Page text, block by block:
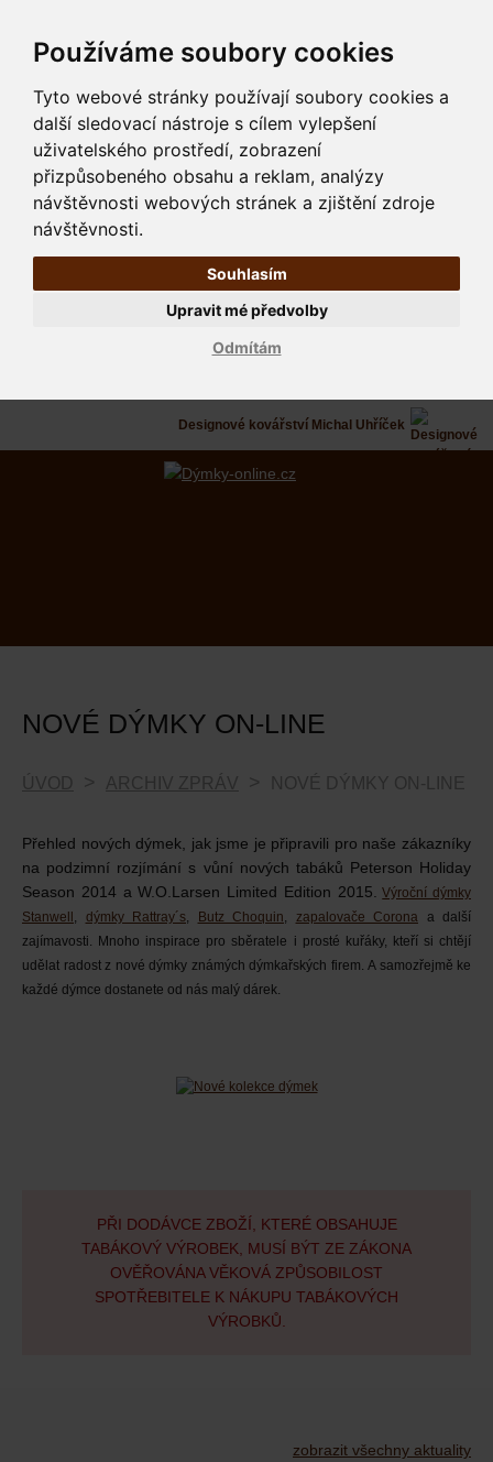
Používáme soubory cookies
Tyto webové stránky používají soubory cookies a
další sledovací nástroje s cílem vylepšení
uživatelského prostředí, zobrazení
přizpůsobeného obsahu a reklam, analýzy
návštěvnosti webových stránek a zjištění zdroje
návštěvnosti.
Souhlasím
Odmítám
Upravit mé předvolby
Designové kovářství Michal Uhříček
NOVÉ DÝMKY ON-LINE
ÚVOD ARCHIV ZPRÁV NOVÉ DÝMKY ON-LINE
Přehled nových dýmek, jak jsme je připravili pro naše zákazníky
na podzimní rozjímání s vůní nových tabáků Peterson Holiday
Season 2014 a W.O.Larsen Limited Edition 2015.
Výroční dýmky
Stanwell , dýmky Rattray´s, Butz Choquin, zapalovače Corona a další
zajímavosti. Mnoho inspirace pro sběratele i prosté kuřáky, kteří si chtějí
udělat radost z nové dýmky známých dýmkařských firem. A samozřejmě ke
každé dýmce dostanete od nás malý dárek.
PŘI DODÁVCE ZBOŽÍ, KTERÉ OBSAHUJE
TABÁKOVÝ VÝROBEK, MUSÍ BÝT ZE ZÁKONA
OVĚŘOVÁNA VĚKOVÁ ZPŮSOBILOST
SPOTŘEBITELE K NÁKUPU TABÁKOVÝCH
VÝROBKŮ.
zobrazit všechny aktuality